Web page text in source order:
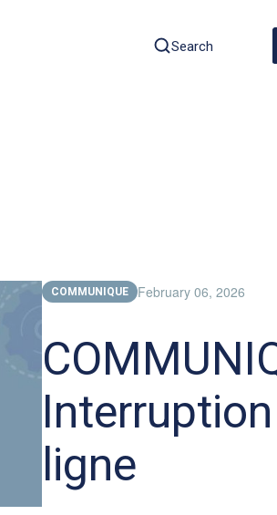
Search
COMMUNIQUE February 06, 2026
ligne